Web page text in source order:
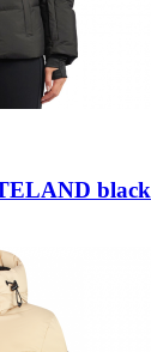
black